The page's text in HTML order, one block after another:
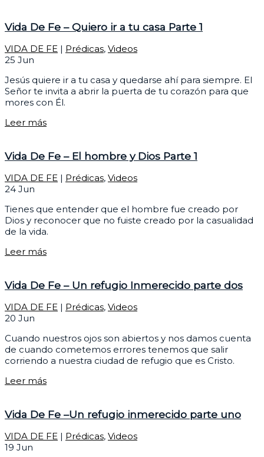
Vida De Fe – Quiero ir a tu casa Parte 1
VIDA DE FE | Prédicas, Videos
25 Jun
Jesús quiere ir a tu casa y quedarse ahí para siempre. El
Señor te invita a abrir la puerta de tu corazón para que
mores con Él.
Leer más
Vida De Fe – El hombre y Dios Parte 1
VIDA DE FE | Prédicas, Videos
24 Jun
Tienes que entender que el hombre fue creado por
Dios y reconocer que no fuiste creado por la casualidad
de la vida.
Leer más
Vida De Fe – Un refugio Inmerecido parte dos
VIDA DE FE | Prédicas, Videos
20 Jun
Cuando nuestros ojos son abiertos y nos damos cuenta
de cuando cometemos errores tenemos que salir
corriendo a nuestra ciudad de refugio que es Cristo.
Leer más
Vida De Fe –Un refugio inmerecido parte uno
VIDA DE FE | Prédicas, Videos
19 Jun